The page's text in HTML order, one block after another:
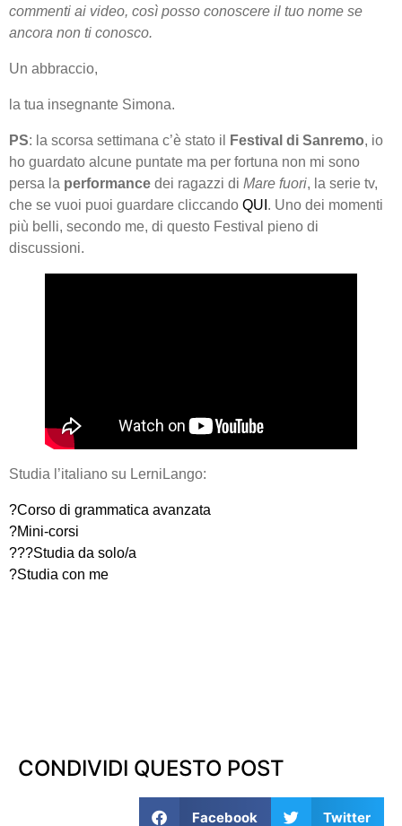
commenti ai video, così posso conoscere il tuo nome se
ancora non ti conosco.
Un abbraccio,
la tua insegnante Simona.
PS: la scorsa settimana c’è stato il Festival di Sanremo, io
ho guardato alcune puntate ma per fortuna non mi sono
persa la performance dei ragazzi di Mare fuori, la serie tv,
che se vuoi puoi guardare cliccando QUI . Uno dei momenti
più belli, secondo me, di questo Festival pieno di
discussioni.
Studia l’italiano su LerniLango:
?Corso di grammatica avanzata
?Mini-corsi
??‍?Studia da solo/a
?Studia con me
CONDIVIDI QUESTO POST
Facebook Twitter